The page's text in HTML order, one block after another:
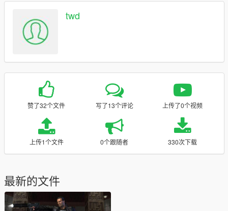
twd
赞了32个文件 写了13个评论 上传了0个视频
上传1个文件 0个跟随者 330次下载
最新的文件